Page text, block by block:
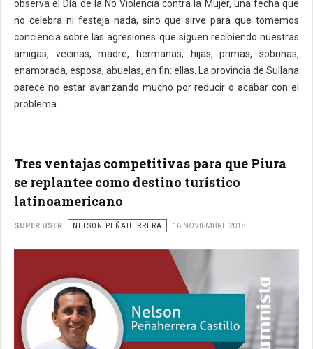
observa el Día de la No Violencia contra la Mujer, una fecha que
no celebra ni festeja nada, sino que sirve para que tomemos
conciencia sobre las agresiones que siguen recibiendo nuestras
amigas, vecinas, madre, hermanas, hijas, primas, sobrinas,
enamorada, esposa, abuelas, en fin: ellas. La provincia de Sullana
parece no estar avanzando mucho por reducir o acabar con el
problema.
Tres ventajas competitivas para que Piura
se replantee como destino turístico
latinoamericano
SUPER USER NELSON PEÑAHERRERA 16 NOVIEMBRE 2018